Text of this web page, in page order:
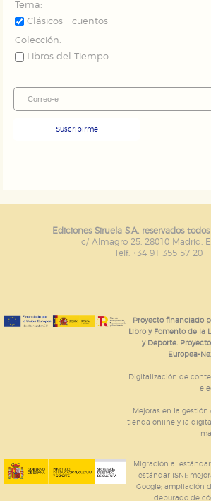
Tema:
Clásicos - cuentos
Colección:
Libros del Tiempo
Suscribirme
Ediciones Siruela S.A. reservados
c/ Almagro 25. 28010 Madrid.
Telf. +34 91 355 57 20
Proyecto financiado
Libro y Fomento de la
y Deporte.
Europea-
Digitalización de
Mejoras en la
tienda online y la
Migración al
estándar ISNI;
Google; ampliación
depurado de